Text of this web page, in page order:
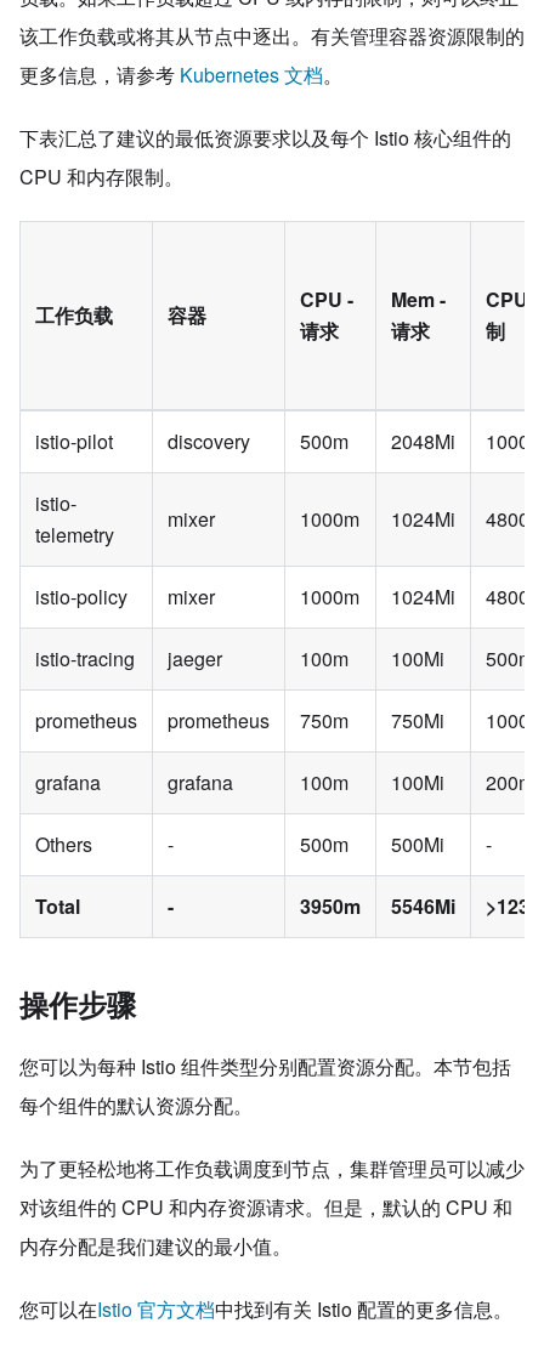
该工作负载或将其从节点中逐出。有关管理容器资源限制的
更多信息，请参考 Kubernetes 文档。
下表汇总了建议的最低资源要求以及每个 Istio 核心组件的
CPU 和内存限制。
工作负载 容器
CPU -
请求
Mem -
请求
CPU -
制
istio-pilot discovery 500m 2048Mi 1000m
istio-
telemetry
mixer 1000m 1024Mi 4800m
istio-policy mixer 1000m 1024Mi 4800m
istio-tracing jaeger 100m 100Mi 500m
prometheus prometheus 750m 750Mi 1000m
grafana grafana 100m 100Mi 200m
Others - 500m 500Mi -
Total - 3950m 5546Mi
操作步骤
您可以为每种 Istio 组件类型分别配置资源分配。本节包括
每个组件的默认资源分配。
为了更轻松地将工作负载调度到节点，集群管理员可以减少
对该组件的 CPU 和内存资源请求。但是，默认的 CPU 和
内存分配是我们建议的最小值。
您可以在Istio 官方文档中找到有关 Istio 配置的更多信息。